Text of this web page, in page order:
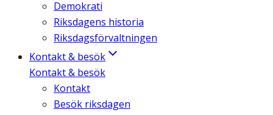
Demokrati
Riksdagens historia
Riksdagsförvaltningen
Kontakt & besök
Kontakt & besök
Kontakt
Besök riksdagen